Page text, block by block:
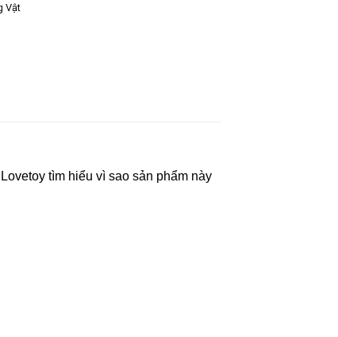
Vật
tìm hiểu vì sao sản phẩm này